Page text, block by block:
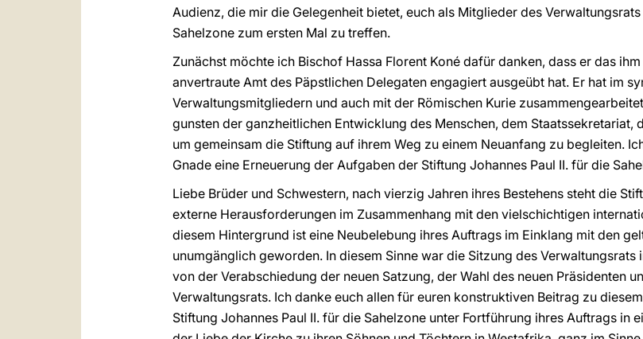
Audienz, die mir die Gelegenheit bietet, euch als Mitglieder des
Sahelzone zum ersten Mal zu treffen.
Zunächst möchte ich Bischof Hassa Florent Koné dafür danken, dass er das
anvertraute Amt des Päpstlichen Delegaten engagiert ausgeübt hat. Er hat im
Verwaltungsmitgliedern und auch mit der Römischen Kurie
gunsten der ganzheitlichen Entwicklung des Menschen, dem Staatssekretariat,
um gemeinsam die Stiftung auf ihrem Weg zu einem Neuanfang zu begleiten.
Gnade eine Erneuerung der Aufgaben der Stiftung Johannes Paul II. für die
Liebe Brüder und Schwestern, nach vierzig Jahren ihres Bestehens steht die
externe Herausforderungen im Zusammenhang mit den vielschichtigen
diesem Hintergrund ist eine Neubelebung ihres Auftrags im Einklang mit den
unumgänglich geworden. In diesem Sinne war die Sitzung des
von der Verabschiedung der neuen Satzung, der Wahl des neuen Präsidenten
Verwaltungsrats. Ich danke euch allen für euren konstruktiven Beitrag zu
Stiftung Johannes Paul II. für die Sahelzone unter Fortführung ihres Auftrags in